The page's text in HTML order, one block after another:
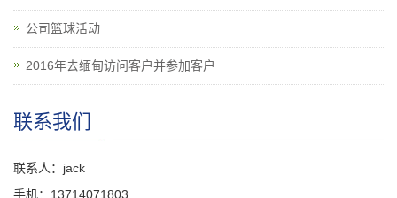
公司篮球活动
2016年去缅甸访问客户并参加客户
联系我们
联系人：jack
手机：13714071803